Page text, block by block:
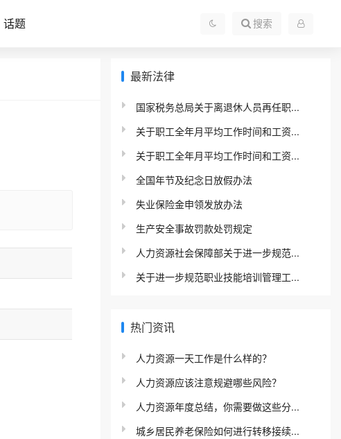
话题 搜索
最新法律
国家税务总局关于离退休人员再任职...
关于职工全年月平均工作时间和工资...
关于职工全年月平均工作时间和工资...
全国年节及纪念日放假办法
失业保险金申领发放办法
生产安全事故罚款处罚规定
人力资源社会保障部关于进一步规范...
关于进一步规范职业技能培训管理工...
热门资讯
人力资源一天工作是什么样的？
人力资源应该注意规避哪些风险？
人力资源年度总结，你需要做这些分...
城乡居民养老保险如何进行转移接续...